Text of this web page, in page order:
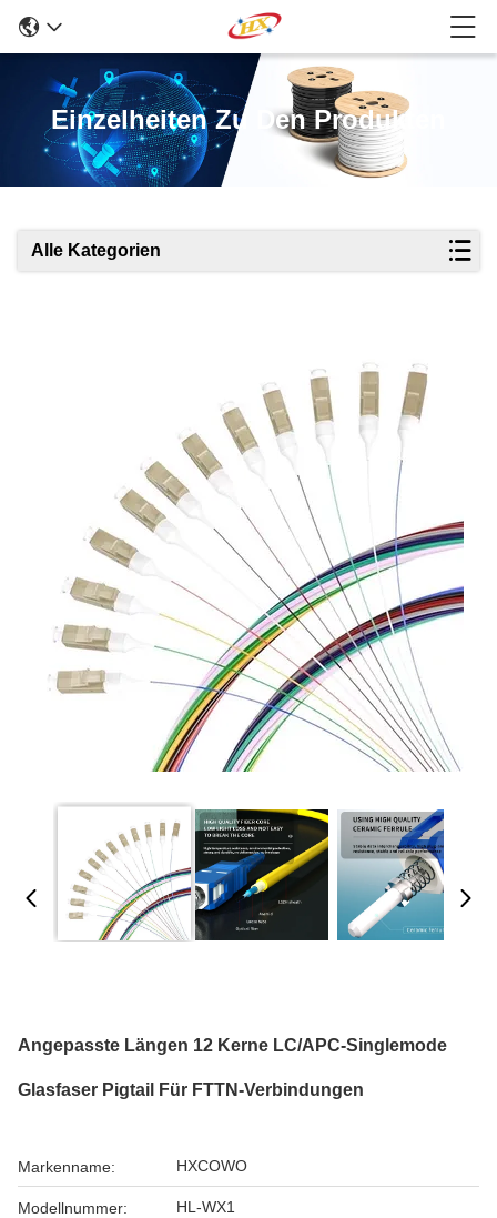
Einzelheiten Zu Den Produkten
Alle Kategorien
Angepasste Längen 12 Kerne LC/APC-Singlemode
Glasfaser Pigtail Für FTTN-Verbindungen
Markenname: HXCOWO
Modellnummer: HL-WX1